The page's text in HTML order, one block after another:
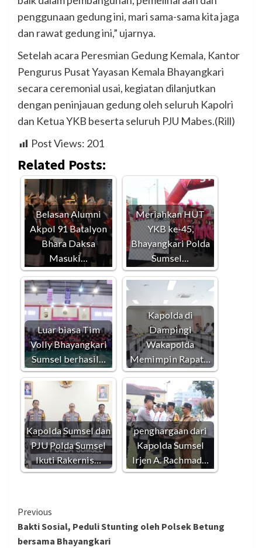
penggunaan gedung ini, mari sama-sama kita jaga
dan rawat gedung ini,” ujarnya.
Setelah acara Peresmian Gedung Kemala, Kantor
Pengurus Pusat Yayasan Kemala Bhayangkari
secara ceremonial usai, kegiatan dilanjutkan
dengan peninjauan gedung oleh seluruh Kapolri
dan Ketua YKB beserta seluruh PJU Mabes.(Rill)
Post Views: 201
Related Posts:
Belasan Alumni
Akpol 91 Batalyon
Bhara Daksa
Masuki…
Meriahkan HUT
YKB ke-45,
Bhayangkari Polda
Sumsel…
Luar biasa Tim
Volly Bhayangkari
Sumsel berhasil…
Kapolda di
Dampingi
Wakapolda
Memimpin Rapat…
Kapolda Sumsel dan
PJU Polda Sumsel
Ikuti Rakernis…
penghargaan dari
Kapolda Sumsel
Irjen A. Rachmad…
Continue
Reading
Previous
Bakti Sosial, Peduli Stunting oleh Polsek Betung
bersama Bhayangkari